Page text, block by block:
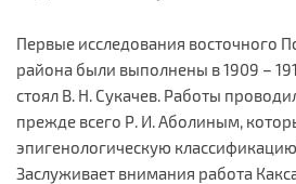
Первые исследования восточного
района были выполнены в 1909 –
стоял В. Н. Сукачев. Работы
прежде всего Р. И. Аболиным,
эпигенологическую
Заслуживает внимания работа